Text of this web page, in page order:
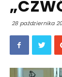
28 października